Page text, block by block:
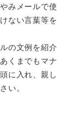
みメールで使
ない言葉等を
の文例を紹介
くまでもマナ
に入れ、親し
い。